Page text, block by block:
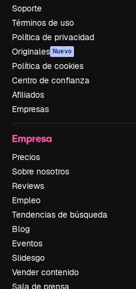
Soporte
Términos de uso
Política de privacidad
Originales Nuevo
Política de cookies
Centro de confianza
Afiliados
Empresas
Empresa
Precios
Sobre nosotros
Reviews
Empleo
Tendencias de búsqueda
Blog
Eventos
Slidesgo
Vender contenido
Sala de prensa